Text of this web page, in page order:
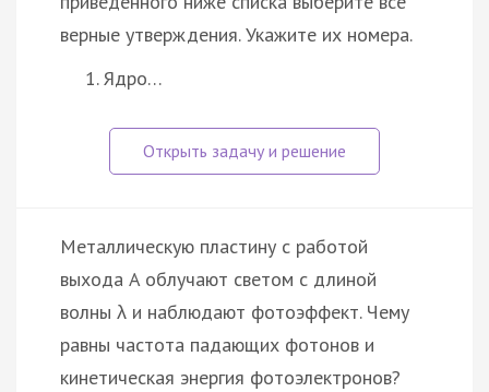
верные утверждения. Укажите их номера.
Ядро…
Металлическую пластину с работой
выхода A облучают светом с длиной
волны λ и наблюдают фотоэффект. Чему
равны частота падающих фотонов и
кинетическая энергия фотоэлектронов?